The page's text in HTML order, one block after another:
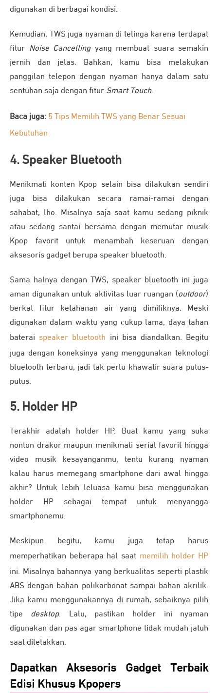
digunakan di berbagai kondisi.
Kemudian, TWS juga nyaman di telinga karena terdapat
fitur Noise Cancellingyang membuat suara semakin
jernih dan jelas. Bahkan, kamu bisa melakukan
panggilan telepon dengan nyaman hanya dalam satu
sentuhan saja dengan fitur Smart Touch.
Baca juga: 5 Tips Memilih TWS yang Benar Sesuai
Kebutuhan
4. Speaker Bluetooth
Menikmati konten Kpop selain bisa dilakukan sendiri
juga bisa dilakukan secara ramai-ramai dengan
sahabat, lho. Misalnya saja saat kamu sedang piknik
atau sedang santai bersama dengan memutar musik
Kpop favorit untuk menambah keseruan dengan
aksesoris gadget berupa speaker bluetooth.
Sama halnya dengan TWS, speaker bluetooth ini juga
aman digunakan untuk aktivitas luar ruangan (outdoor)
berkat fitur ketahanan air yang dimiliknya. Meski
digunakan dalam waktu yang cukup lama, daya tahan
baterai speaker bluetooth ini bisa diandalkan. Begitu
juga dengan koneksinya yang menggunakan teknologi
bluetooth terbaru, jadi tak perlu khawatir suara putus-
putus.
5. Holder HP
Terakhir adalah holder HP. Buat kamu yang suka
nonton drakor maupun menikmati serial favorit hingga
video musik kesayanganmu, tentu kurang nyaman
kalau harus memegang smartphone dari awal hingga
akhir? Untuk lebih leluasa kamu bisa menggunakan
holder HP sebagai tempat untuk menyangga
smartphonemu.
Meskipun begitu, kamu juga tetap harus
memperhatikan beberapa hal saat memilih holder HP
ini. Misalnya bahannya yang berkualitas seperti plastik
ABS dengan bahan polikarbonat sampai bahan akrilik.
Jika kamu menggunakannya di rumah, sebaiknya pilih
tipe desktop. Lalu, pastikan holder ini nyaman
digunakan dan pas agar smartphone tidak mudah jatuh
saat diletakkan.
Dapatkan Aksesoris Gadget Terbaik
Edisi Khusus Kpopers